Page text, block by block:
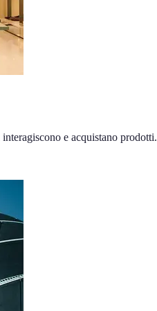
e acquistano prodotti.